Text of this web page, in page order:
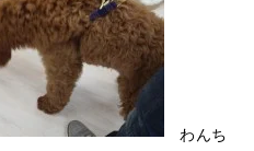
わんち